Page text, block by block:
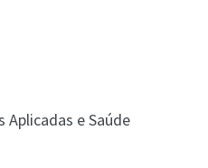
Aplicadas e Saúde